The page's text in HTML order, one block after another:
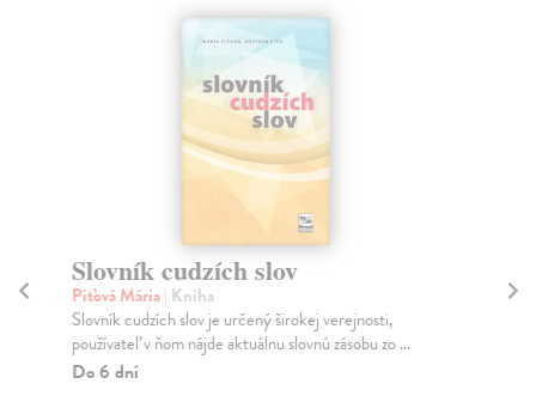
Slovník cudzích slov
Piťová Mária| Kniha
Slovník cudzích slov je určený širokej verejnosti,
používateľ v ňom nájde aktuálnu slovnú zásobu zo ...
Do 6 dní